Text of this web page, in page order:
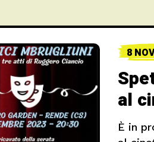
8
al
È in